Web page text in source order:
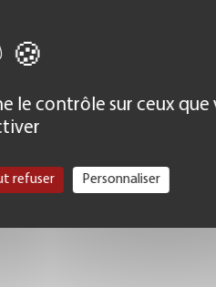
vous propose ses services pour
Retrouvez ici l’ensemble
le contrôle sur ceux que
refuser Personnaliser